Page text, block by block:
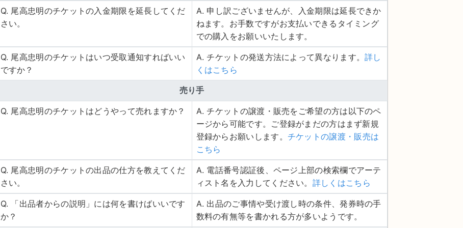
Q. 尾高忠明のチケットの入金期限を延長してくだ
さい。
A. 申し訳ございませんが、入金期限は延長できか
ねます。お手数ですがお支払いできるタイミング
での購入をお願いいたします。
Q. 尾高忠明のチケットはいつ受取通知すればいい
ですか？
A. チケットの発送方法によって異なります。詳し
くはこちら
売り手
Q. 尾高忠明のチケットはどうやって売れますか？
A. チケットの譲渡・販売をご希望の方は以下のペ
ージから可能です。ご登録がまだの方はまず新規
登録からお願いします。 チケットの譲渡・販売は
こちら
Q. 尾高忠明のチケットの出品の仕方を教えてくだ
さい。
A. 電話番号認証後、ページ上部の検索欄でアーテ
ィスト名を入力してください。 詳しくはこちら
Q. 「出品者からの説明」には何を書けばいいです
か？
A. 出品のご事情や受け渡し時の条件、発券時の手
数料の有無等を書かれる方が多いようです。